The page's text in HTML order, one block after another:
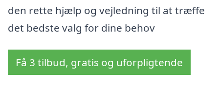
den rette hjælp og vejledning til at træffe
det bedste valg for dine behov
Få 3 tilbud, gratis og uforpligtende